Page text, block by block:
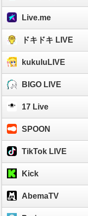
Live.me
ドキドキ LIVE
kukuluLIVE
BIGO LIVE
17 Live
SPOON
TikTok LIVE
Kick
AbemaTV